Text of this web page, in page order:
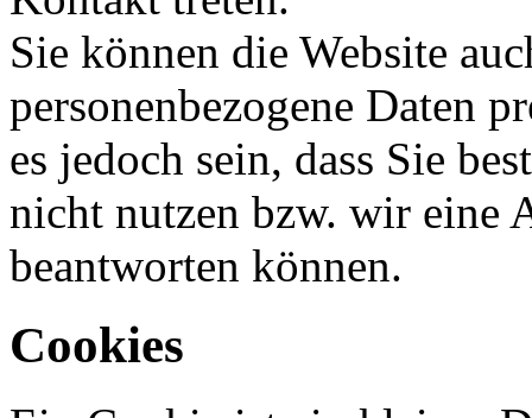
Sie können die Website
personenbezogene Daten
es jedoch sein, dass Sie
nicht nutzen bzw. wir eine
beantworten können.
Cookies